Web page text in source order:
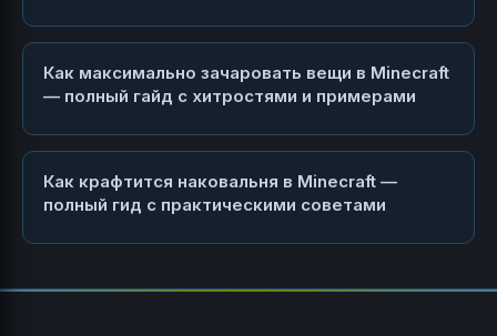
Как максимально зачаровать вещи в Minecraft
— полный гайд с хитростями и примерами
Как крафтится наковальня в Minecraft —
полный гид с практическими советами